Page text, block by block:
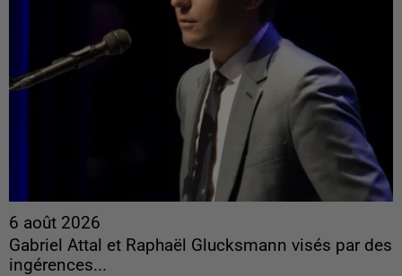
6 août 2026
Gabriel Attal et Raphaël Glucksmann visés par des
ingérences...